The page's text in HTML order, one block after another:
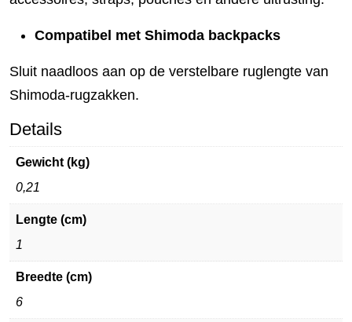
Compatibel met Shimoda backpacks
Sluit naadloos aan op de verstelbare ruglengte van
Shimoda-rugzakken.
Details
Gewicht (kg)
0,21
Lengte (cm)
1
Breedte (cm)
6